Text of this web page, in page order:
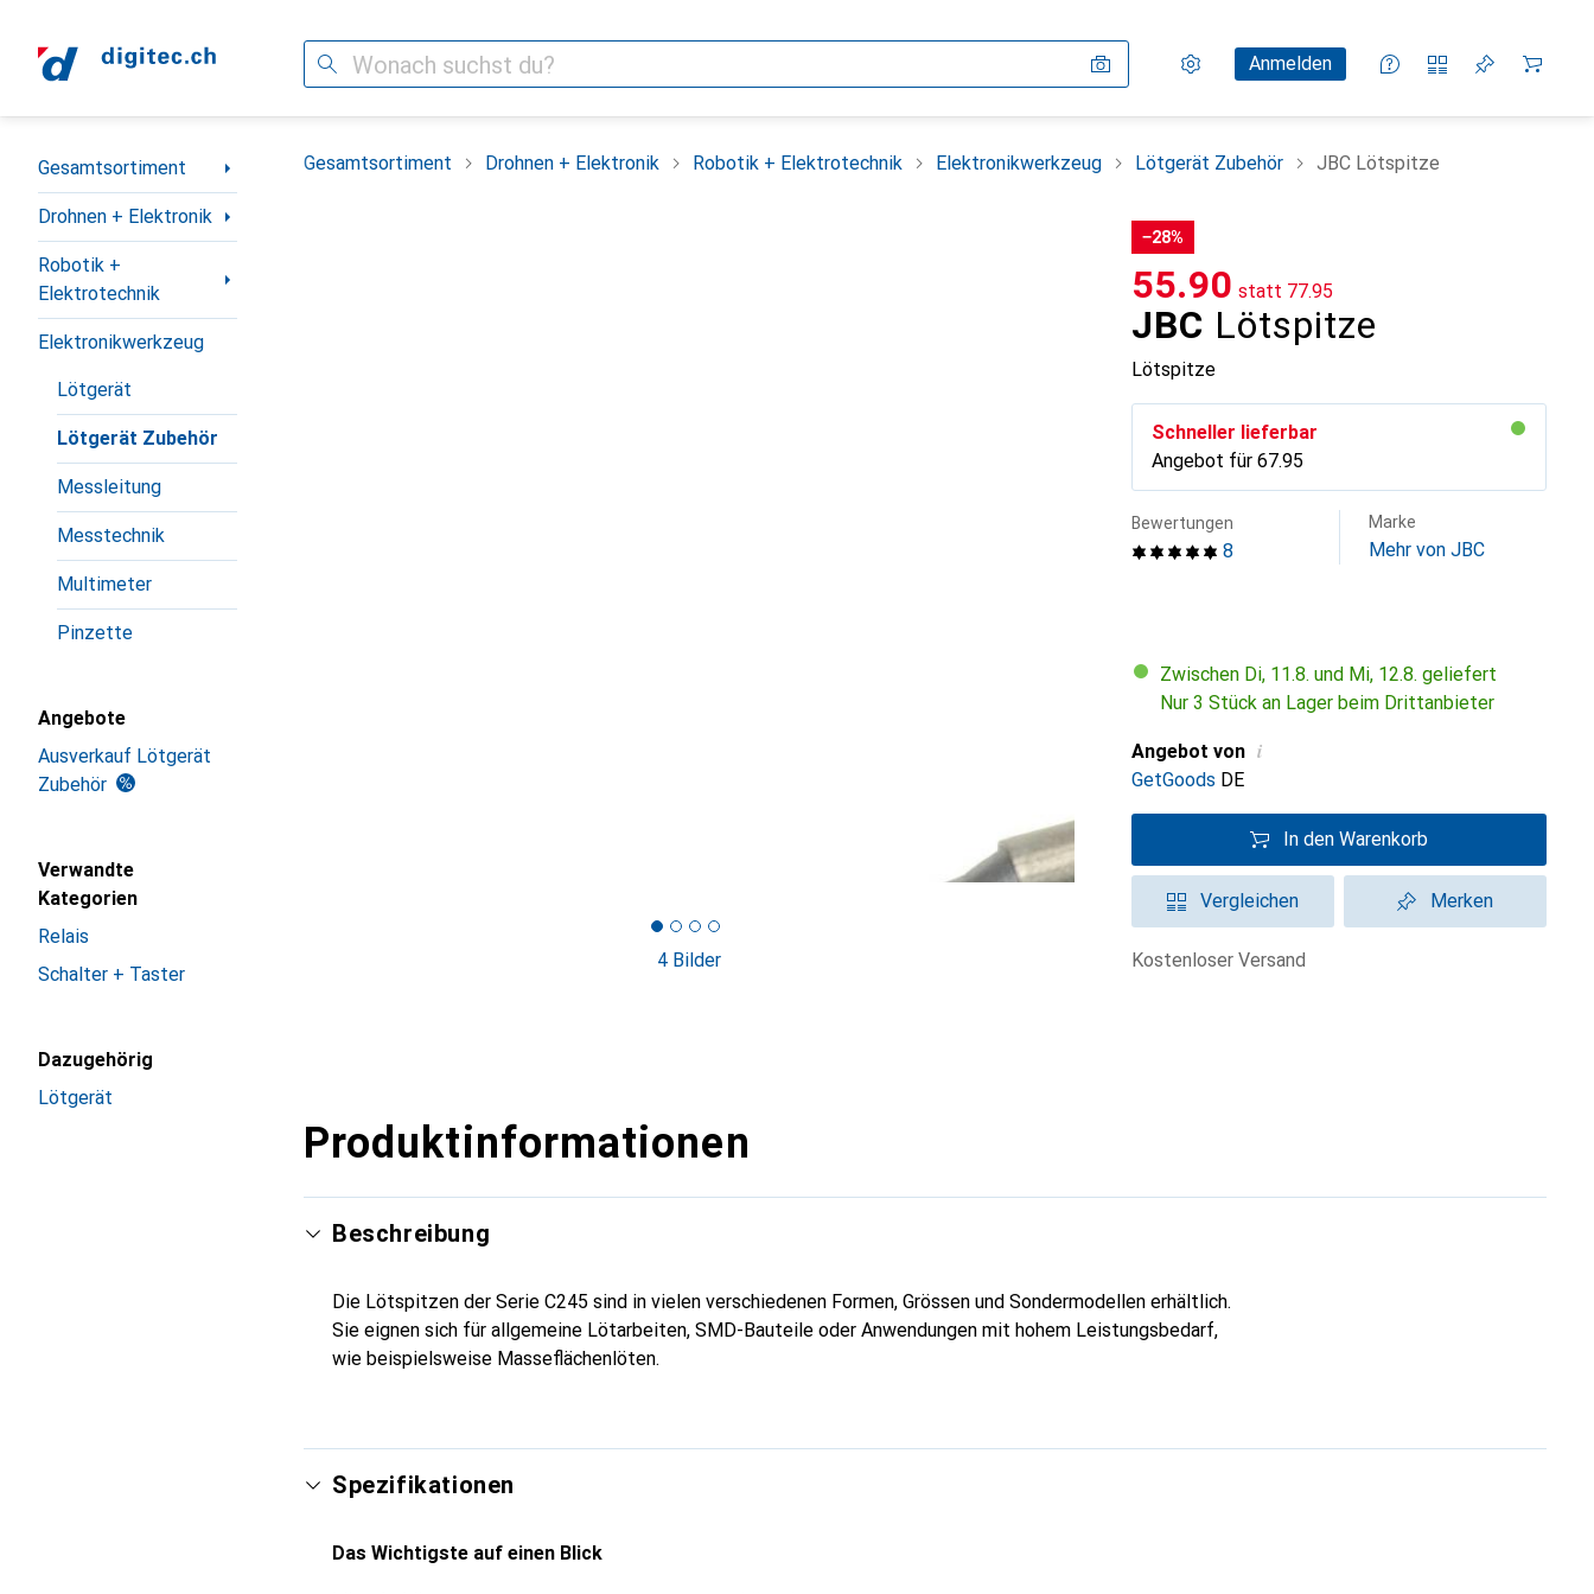
Suche Einstellungen
KundenkontoAnmelden
Vergleichslisten
Merklisten
Warenkorb
Navigation nach Kategorien
Gesamtsortiment
Drohnen + Elektronik
Robotik +
Elektrotechnik
Elektronikwerkzeug
Lötgerät
Lötgerät Zubehör
Messleitung
Messtechnik
Multimeter
Pinzette
Angebote
Ausverkauf Lötgerät
Zubehör
Verwandte
Kategorien
Relais
Schalter + Taster
Dazugehörig
Lötgerät
Gesamtsortiment Drohnen + Elektronik Robotik + Elektrotechnik Elektronikwerkzeug Lötgerät Zubehör JBC Lötspitze
4 Bilder
−28%
JBC Lötspitze
Lötspitze
CHF
55.90 statt CHF
77.95
Schneller lieferbar
Angebot für CHF
67.95
8
Bewertungen Marke
Mehr von JBC
Zwischen Di, 11.8. und Mi, 12.8. geliefert
Nur 3 Stück an Lager beim Drittanbieter
Angebot von i
GetGoods DE
In den Warenkorb
Vergleichen Merken
kostenloser Versand
Produktinformationen
Beschreibung
Die Lötspitzen der Serie C245 sind in vielen verschiedenen Formen, Grössen und Sondermodellen erhältlich.
Sie eignen sich für allgemeine Lötarbeiten, SMD-Bauteile oder Anwendungen mit hohem Leistungsbedarf,
wie beispielsweise Masseflächenlöten.
Spezifikationen
Das Wichtigste auf einen Blick